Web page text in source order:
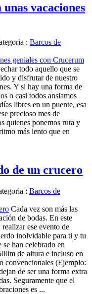
vacaciones
: Barcos de
todo aquello que se
y disfrutar de nuestro
Y si hay una forma de
o casi todos ansiamos
libres en un puente, esa
precioso mes de
quienes ponemos ruta y
más lento que en
de un crucero
: Barcos de
Cada vez son más las
de bodas. En este
ese evento de
inolvidable para ti y tu
se han celebrado en
de altura e incluso en
convencionales (Ejemplo:
de ser una forma extra
Seguramente que el
es ...